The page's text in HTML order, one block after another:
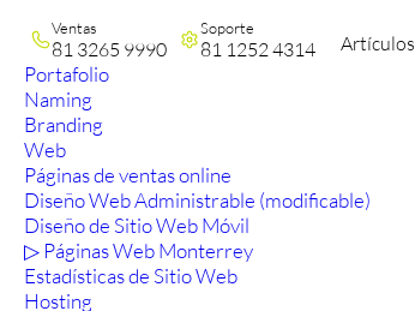
Ventas
81 3265 9990
Soporte
81 1252 4314 Artículos
Portafolio
Naming
Branding
Web
Páginas de ventas online
Diseño Web Administrable (modificable)
Diseño de Sitio Web Móvil
▷ Páginas Web Monterrey
Estadísticas de Sitio Web
Hosting